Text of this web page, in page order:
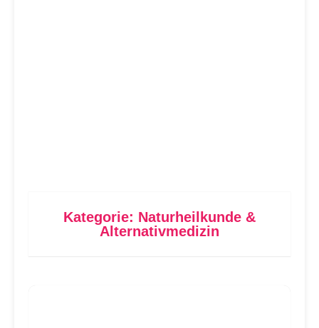
Kategorie: Naturheilkunde &
Alternativmedizin